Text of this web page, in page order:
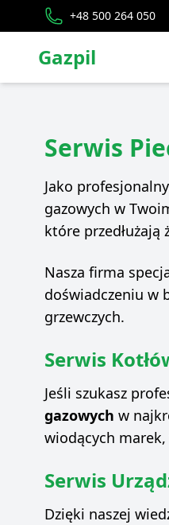
+48 500 264 050
Gazpil
Serwis
Jako
gazowych w
które przedłużają
Nasza firma
doświadczeniu w
grzewczych.
Serwis
Jeśli szukasz
gazowych w
wiodących
Serwis
Dzięki naszej